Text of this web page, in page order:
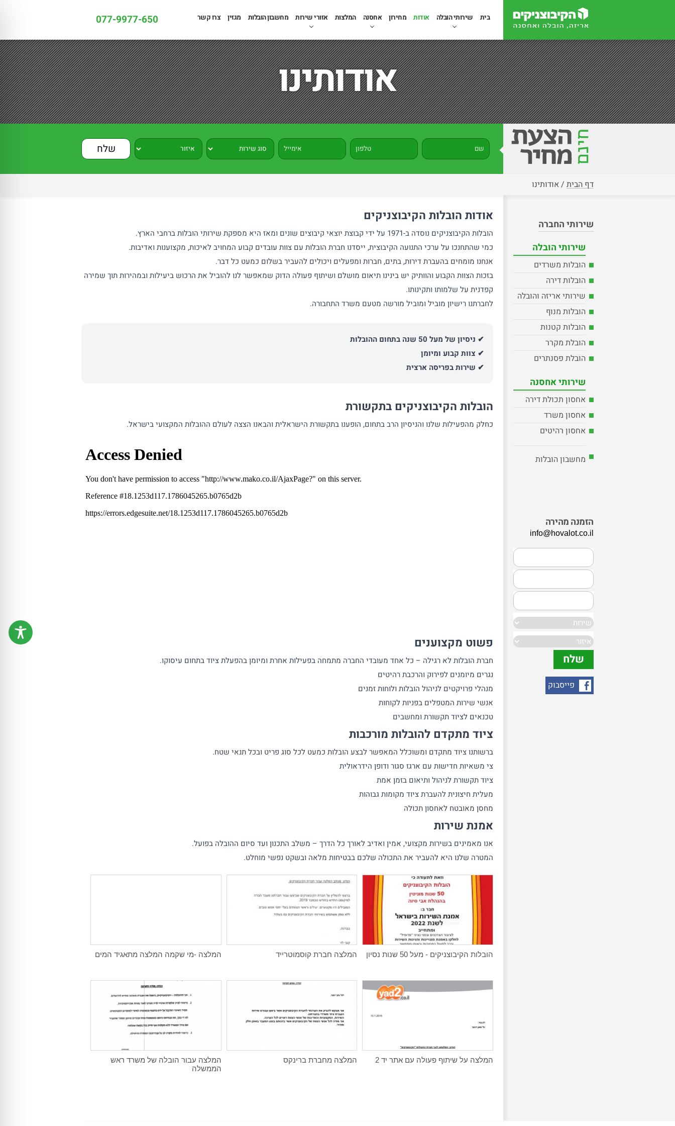
בית שירותי הובלה אודות מחירון אחסנה המלצות אזורי שירות מחשבון הובלות מגזין צרו קשר 077-9977-650
אודותינו
דף הבית /אודותינו
אודות הובלות הקיבוצניקים
הובלות הקיבוצניקים נוסדה ב-1971 על ידי קבוצת יוצאי קיבוצים שונים ומאז היא מספקת שירותי הובלות ברחבי הארץ.
כמי שהתחנכו על ערכי התנועה הקיבוצית, ייסדנו חברת הובלות עם צוות עובדים קבוע המחויב לאיכות, מקצוענות ואדיבות.
אנחנו מומחים בהעברת דירות, בתים, חברות ומפעלים ויכולים להעביר בשלום כמעט כל דבר.
בזכות הצוות הקבוע והוותיק יש בינינו תיאום מושלם ושיתוף פעולה הדוק שמאפשר לנו להוביל את הרכוש ביעילות ובמהירות תוך שמירה
קפדנית על שלמותו ותקינותו.
לחברתנו רישיון מוביל ומוביל מורשה מטעם משרד התחבורה.
✔ ניסיון של מעל 50 שנה בתחום ההובלות
✔ צוות קבוע ומיומן
✔ שירות בפריסה ארצית
הובלות הקיבוצניקים בתקשורת
כחלק מהפעילות שלנו והניסיון הרב בתחום, הופענו בתקשורת הישראלית והבאנו הצצה לעולם ההובלות המקצועי בישראל.
פשוט מקצוענים
חברת הובלות לא רגילה – כל אחד מעובדי החברה מתמחה בפעילות אחרת ומיומן בהפעלת ציוד בתחום עיסוקו.
נגרים מיומנים לפירוק והרכבת רהיטים
מנהלי פרויקטים לניהול הובלות ולוחות זמנים
אנשי שירות המטפלים בפניות לקוחות
טכנאים לציוד תקשורת ומחשבים
ציוד מתקדם להובלות מורכבות
ברשותנו ציוד מתקדם ומשוכלל המאפשר לבצע הובלות כמעט לכל סוג פריט ובכל תנאי שטח.
צי משאיות חדישות עם ארגז סגור ודופן הידראולית
ציוד תקשורת לניהול ותיאום בזמן אמת
מעלית חיצונית להעברת ציוד מקומות גבוהות
מחסן מאובטח לאחסון תכולה
אמנת שירות
אנו מאמינים בשירות מקצועי, אמין ואדיב לאורך כל הדרך – משלב התכנון ועד סיום ההובלה בפועל.
המטרה שלנו היא להעביר את התכולה שלכם בבטיחות מלאה ובשקט נפשי מוחלט.
הובלות הקיבוצניקים - מעל 50 שנות נסיון המלצה חברת קוסמוטרייד המלצה -מי שקמה המלצה מתאגיד המים
המלצה על שיתוף פעולה עם אתר יד 2 המלצה מחברת ברינקס
המלצה עבור הובלה של משרד ראש
הממשלה
שירותי החברה
שירותי הובלה
הובלות משרדים
הובלות דירה
שירותי אריזה והובלה
הובלות מנוף
הובלות קטנות
הובלת מקרר
הובלת פסנתרים
שירותי אחסנה
אחסון תכולת דירה
אחסון משרד
אחסון רהיטים
מחשבון הובלות
הזמנה מהירה
info@hovalot.co.il
פייסבוק